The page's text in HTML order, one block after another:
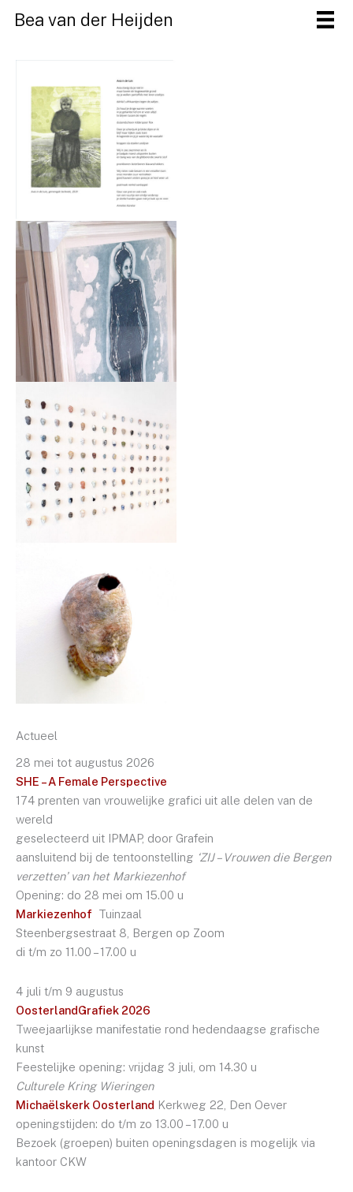
naarBea van der Heijden
Actueel
28 mei tot augustus 2026
SHE – A Female Perspective
174 prenten van vrouwelijke grafici uit alle delen van de
wereld
geselecteerd uit IPMAP, door Grafein
aansluitend bij de tentoonstelling ‘ZIJ – Vrouwen die Bergen
verzetten’ van het Markiezenhof
Opening: do 28 mei om 15.00 u
Markiezenhof Tuinzaal
Steenbergsestraat 8, Bergen op Zoom
di t/m zo 11.00 – 17.00 u
4 juli t/m 9 augustus
OosterlandGrafiek 2026
Tweejaarlijkse manifestatie rond hedendaagse grafische
kunst
Feestelijke opening: vrijdag 3 juli, om 14.30 u
Culturele Kring Wieringen
Michaëlskerk Oosterland Kerkweg 22, Den Oever
openingstijden: do t/m zo 13.00 – 17.00 u
Bezoek (groepen) buiten openingsdagen is mogelijk via
kantoor CKW